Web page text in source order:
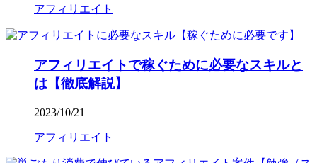
アフィリエイト
アフィリエイトで稼ぐために必要なスキルと
は【徹底解説】
2023/10/21
アフィリエイト